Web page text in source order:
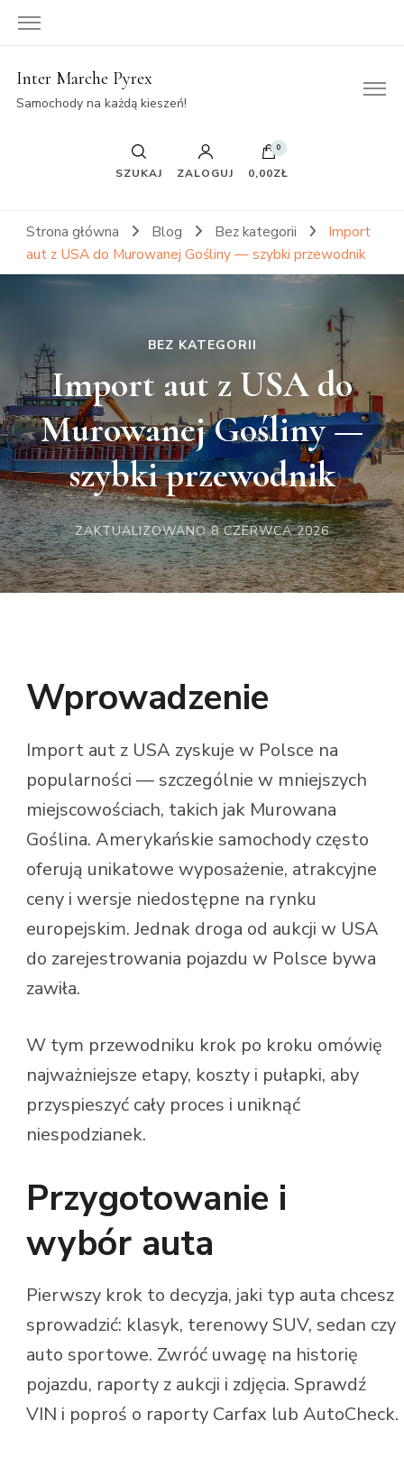
Inter Marche Pyrex
Samochody na każdą kieszeń!
SZUKAJ ZALOGUJ
0
0,00ZŁ
Strona główna Blog Bez kategorii
Import
aut z USA do Murowanej Gośliny — szybki przewodnik
BEZ KATEGORII
Import aut z USA do
Murowanej Gośliny —
szybki przewodnik
ZAKTUALIZOWANO8 CZERWCA 2026
Wprowadzenie
Import aut z USA zyskuje w Polsce na
popularności — szczególnie w mniejszych
miejscowościach, takich jak Murowana
Goślina. Amerykańskie samochody często
oferują unikatowe wyposażenie, atrakcyjne
ceny i wersje niedostępne na rynku
europejskim. Jednak droga od aukcji w USA
do zarejestrowania pojazdu w Polsce bywa
zawiła.
W tym przewodniku krok po kroku omówię
najważniejsze etapy, koszty i pułapki, aby
przyspieszyć cały proces i uniknąć
niespodzianek.
Przygotowanie i
wybór auta
Pierwszy krok to decyzja, jaki typ auta chcesz
sprowadzić: klasyk, terenowy SUV, sedan czy
auto sportowe. Zwróć uwagę na historię
pojazdu, raporty z aukcji i zdjęcia. Sprawdź
VIN i poproś o raporty Carfax lub AutoCheck.